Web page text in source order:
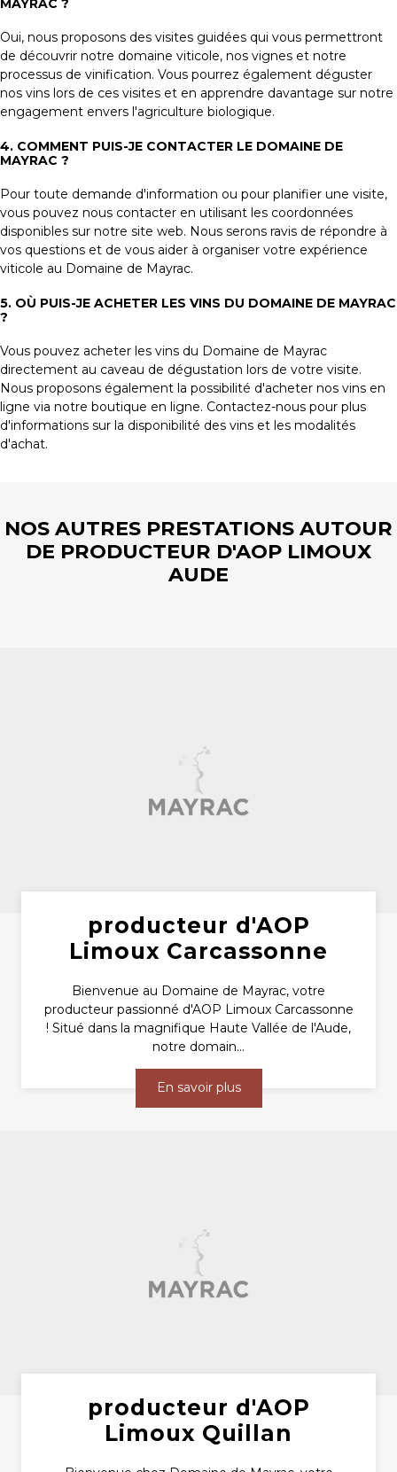
MAYRAC ?
Oui, nous proposons des visites guidées qui vous permettront
de découvrir notre domaine viticole, nos vignes et notre
processus de vinification. Vous pourrez également déguster
nos vins lors de ces visites et en apprendre davantage sur notre
engagement envers l'agriculture biologique.
4. COMMENT PUIS-JE CONTACTER LE DOMAINE DE
MAYRAC ?
Pour toute demande d'information ou pour planifier une visite,
vous pouvez nous contacter en utilisant les coordonnées
disponibles sur notre site web. Nous serons ravis de répondre à
vos questions et de vous aider à organiser votre expérience
viticole au Domaine de Mayrac.
5. OÙ PUIS-JE ACHETER LES VINS DU DOMAINE DE MAYRAC
?
Vous pouvez acheter les vins du Domaine de Mayrac
directement au caveau de dégustation lors de votre visite.
Nous proposons également la possibilité d'acheter nos vins en
ligne via notre boutique en ligne. Contactez-nous pour plus
d'informations sur la disponibilité des vins et les modalités
d'achat.
NOS AUTRES PRESTATIONS AUTOUR
DE PRODUCTEUR D'AOP LIMOUX
AUDE
producteur d'AOP
Limoux Carcassonne
Bienvenue au Domaine de Mayrac, votre
producteur passionné d'AOP Limoux Carcassonne
! Situé dans la magnifique Haute Vallée de l'Aude,
notre domain...
En savoir plus
producteur d'AOP
Limoux Quillan